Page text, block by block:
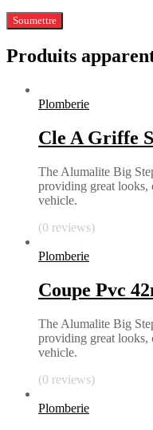
Produits
Plomberie
Cle A Griffe
The Alumalite Big
providing great looks,
vehicle.
(0 reviews)
Plomberie
Coupe Pvc
The Alumalite Big
providing great looks,
vehicle.
(0 reviews)
Plomberie